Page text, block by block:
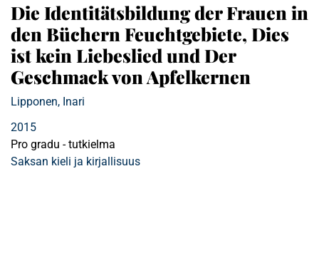
Die Identitätsbildung der Frauen in
den Büchern Feuchtgebiete, Dies
ist kein Liebeslied und Der
Geschmack von Apfelkernen
Lipponen, Inari
2015
Pro gradu - tutkielma
Saksan kieli ja kirjallisuus